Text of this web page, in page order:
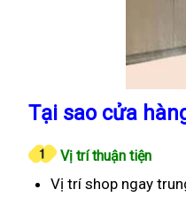
Tại sao cửa
Vị trí thuận tiện
Vị trí shop ngay